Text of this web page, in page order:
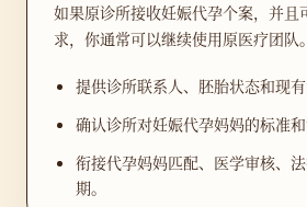
如果原诊所接收妊娠代孕个案，并且
求，你通常可以继续使用原医疗团队。
提供诊所联系人、胚胎状态和现有
确认诊所对妊娠代孕妈妈的标准和
衔接代孕妈妈匹配、医学审核、
期。